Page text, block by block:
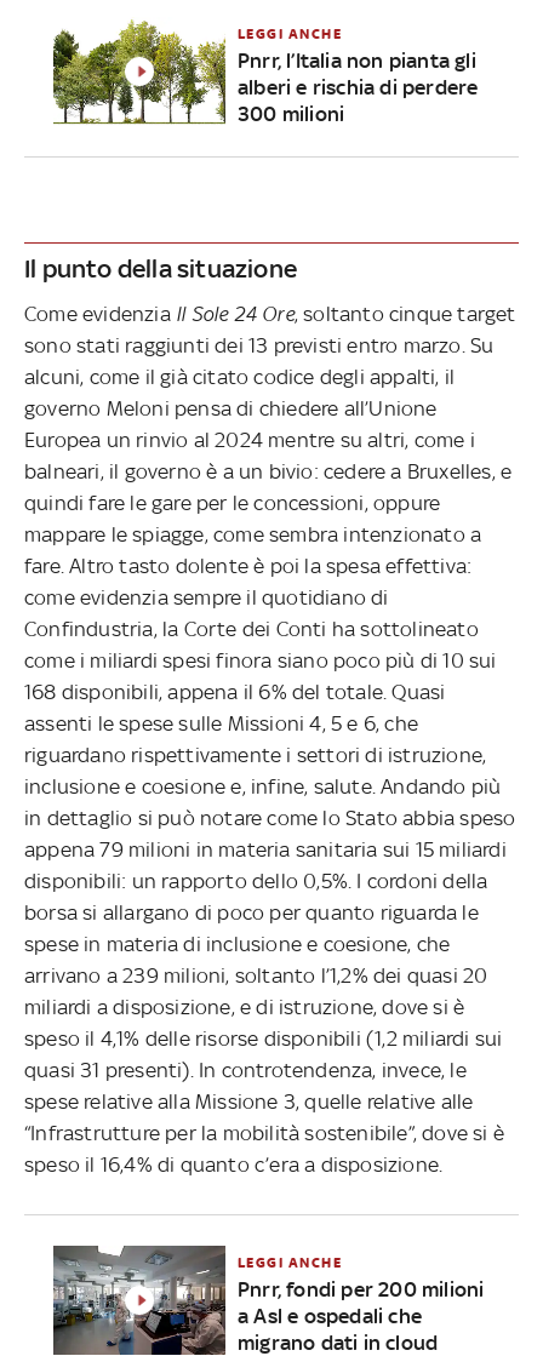
LEGGI ANCHE
Pnrr, l’Italia non pianta gli
alberi e rischia di perdere
300 milioni
Il punto della situazione
Come evidenzia Il Sole 24 Ore, soltanto cinque target
sono stati raggiunti dei 13 previsti entro marzo. Su
alcuni, come il già citato codice degli appalti, il
governo Meloni pensa di chiedere all’Unione
Europea un rinvio al 2024 mentre su altri, come i
balneari, il governo è a un bivio: cedere a Bruxelles, e
quindi fare le gare per le concessioni, oppure
mappare le spiagge, come sembra intenzionato a
fare. Altro tasto dolente è poi la spesa effettiva:
come evidenzia sempre il quotidiano di
Confindustria, la Corte dei Conti ha sottolineato
come i miliardi spesi finora siano poco più di 10 sui
168 disponibili, appena il 6% del totale. Quasi
assenti le spese sulle Missioni 4, 5 e 6, che
riguardano rispettivamente i settori di istruzione,
inclusione e coesione e, infine, salute. Andando più
in dettaglio si può notare come lo Stato abbia speso
appena 79 milioni in materia sanitaria sui 15 miliardi
disponibili: un rapporto dello 0,5%. I cordoni della
borsa si allargano di poco per quanto riguarda le
spese in materia di inclusione e coesione, che
arrivano a 239 milioni, soltanto l’1,2% dei quasi 20
miliardi a disposizione, e di istruzione, dove si è
speso il 4,1% delle risorse disponibili (1,2 miliardi sui
quasi 31 presenti). In controtendenza, invece, le
spese relative alla Missione 3, quelle relative alle
“Infrastrutture per la mobilità sostenibile”, dove si è
speso il 16,4% di quanto c’era a disposizione.
LEGGI ANCHE
Pnrr, fondi per 200 milioni
a Asl e ospedali che
migrano dati in cloud